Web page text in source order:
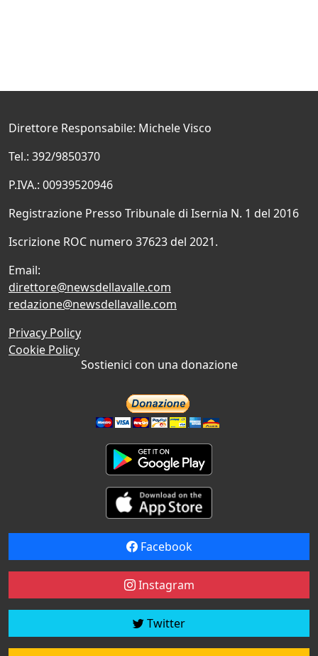
Direttore Responsabile: Michele Visco
Tel.: 392/9850370
P.IVA.: 00939520946
Registrazione Presso Tribunale di Isernia N. 1 del 2016
Iscrizione ROC numero 37623 del 2021.
Email:
direttore@newsdellavalle.com
redazione@newsdellavalle.com
Privacy Policy
Cookie Policy
Sostienici con una donazione
Facebook
Instagram
Twitter